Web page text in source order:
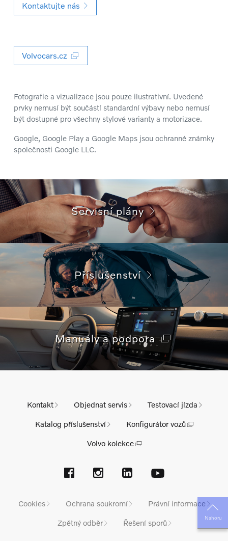
Kontaktujte nás
Volvocars.cz
Fotografie a vizualizace jsou pouze ilustrativní. Uvedené
prvky nemusí být součástí standardní výbavy nebo nemusí
být dostupné pro všechny stylové varianty a motorizace.
Google, Google Play a Google Maps jsou ochranné známky
společnosti Google LLC.
Servisní plány
Příslušenství
Manuály a podpora
Nahoru
Kontakt Objednat servis Testovací jízda
Katalog příslušenství Konfigurátor vozů
Volvo kolekce
Cookies Ochrana soukromí Právní informace
Zpětný odběr Řešení sporů